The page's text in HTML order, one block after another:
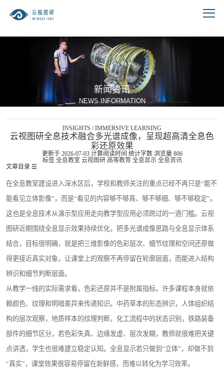
新闻资讯
NEWS INFORMATION
INSIGHTS / IMMERSIVE LEARNING
云视图研全息技术融合多光谱成像，呈现超高清全息色
彩还原效果
更新于 2026-07-03 计算阅读时间 统计字数 浏览量 806
标签 全息教室 云视图研 高等教育 全息显示 全息资讯
文章目录 ☰
在全息教室建设进入深水区后，学校和教师关注的重点已经不再只是“能不
能看见立体影像”，而是“看见的内容够不够真、够不够细、够不够稳定”。
这也是全息技术从演示型应用走向教学型应用必须跨过的一道门槛。云视
图研近期围绕全息显示效果持续优化，把多光谱成像思路与全息显示体系
结合，目标很明确，就是把三维影像的色彩层次、细节纹理和空间还原做
得更接近真实对象，让课堂上的观察不再停留在轮廓层面，而能进入结构
辨识和细节判断层面。
从教学一线的实际需求看，色彩还原并不是附属指标。许多课程本身就依
赖颜色、纹理和明暗差异来传递知识。中药草本的形态辨识，人体组织结
构的层次观察，地质样本的纹理判断，化工流程中的状态识别，铁路装备
部件的细节区分，若色彩失真、边缘发虚、层次发糊，教师就很难把关键
点讲透，学生也很难建立稳定认知。全息显示若只做到“立体”，却做不到
“真实”，课堂效果很容易停留在新鲜感，而难以转化为学习效率。